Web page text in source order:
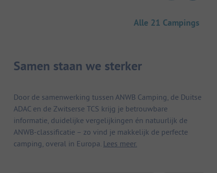
Alle 21 Campings
Samen staan we sterker
Door de samenwerking tussen ANWB Camping, de Duitse
ADAC en de Zwitserse TCS krijg je betrouwbare
informatie, duidelijke vergelijkingen én natuurlijk de
ANWB-classificatie – zo vind je makkelijk de perfecte
camping, overal in Europa. Lees meer.